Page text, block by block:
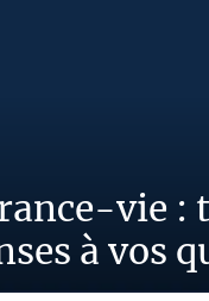
vie :
à vos